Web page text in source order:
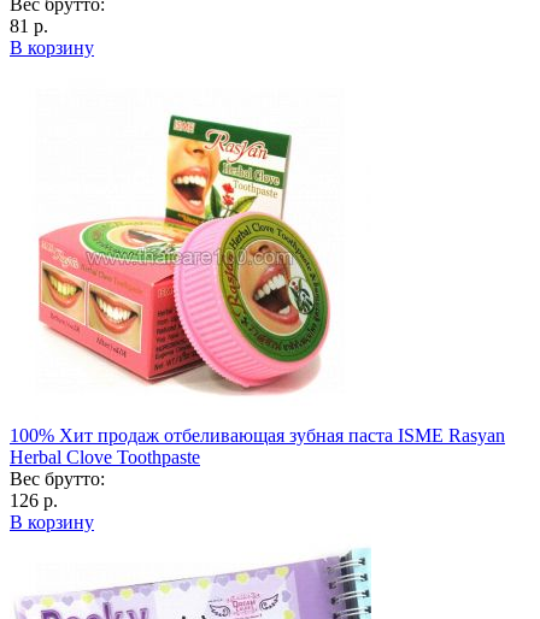
81 р.
В корзину
100% Хит продаж отбеливающая зубная паста ISME Rasyan
Herbal Clove Toothpaste
Вес брутто:
126 р.
В корзину